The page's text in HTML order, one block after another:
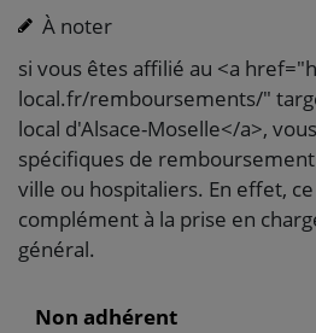
À noter
si vous êtes affilié au <a
local.fr/remboursements/"
local d'Alsace-Moselle</a>,
spécifiques de
ville ou hospitaliers. En effet,
complément à la prise en
général.
Non adhérent